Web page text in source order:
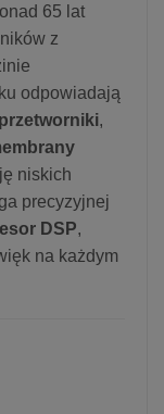
65 lat
z
odpowiadają
,
niskich
precyzyjnej
DSP,
na każdym